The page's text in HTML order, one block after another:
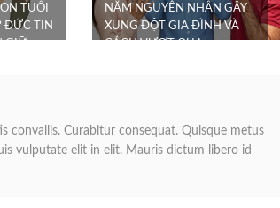
TUỔI
ĐỨC TIN
GIỮ
NĂM NGUYÊN NHÂN GÂY
XUNG ĐỘT GIA ĐÌNH VÀ
CÁCH VƯỢT QUA
convallis. Curabitur consequat. Quisque metus
vulputate elit in elit. Mauris dictum libero id